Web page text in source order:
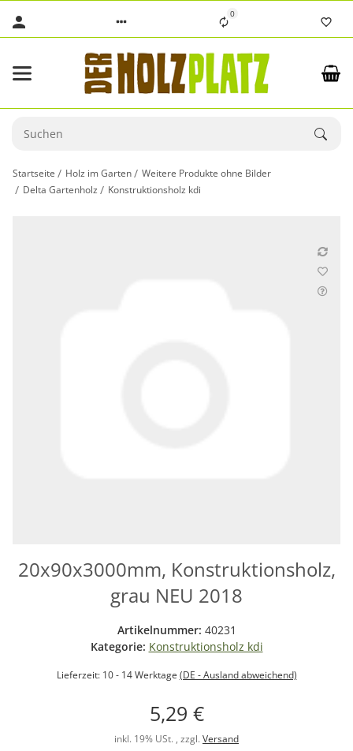
0
Startseite Holz im Garten
Weitere Produkte ohne Bilder
Delta Gartenholz
Konstruktionsholz kdi
20x90x3000mm, Konstruktionsholz,
grau NEU 2018
Artikelnummer: 40231
Kategorie: Konstruktionsholz kdi
Lieferzeit: 10 - 14 Werktage (DE - Ausland abweichend)
5,29 €
inkl. 19% USt. , zzgl. Versand